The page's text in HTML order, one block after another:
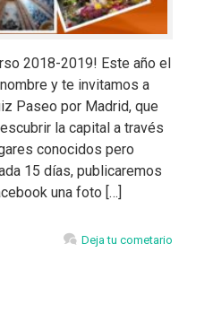
2018-2019! Este año el
y te invitamos a
Paseo por Madrid, que
la capital a través
conocidos pero
15 días, publicaremos
una foto […]
Deja tu cometario